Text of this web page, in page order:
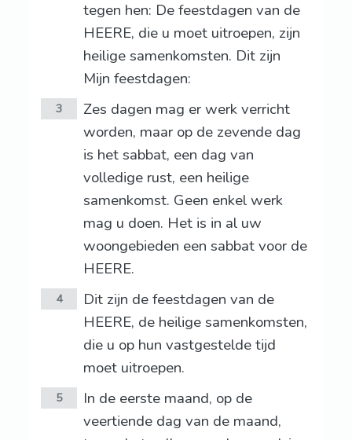
tegen hen: De feestdagen van de
HEERE, die u moet uitroepen, zijn
heilige samenkomsten. Dit zijn
Mijn feestdagen:
3
Zes dagen mag er werk verricht
worden, maar op de zevende dag
is het sabbat, een dag van
volledige rust, een heilige
samenkomst. Geen enkel werk
mag u doen. Het is in al uw
woongebieden een sabbat voor de
HEERE.
4
Dit zijn de feestdagen van de
HEERE, de heilige samenkomsten,
die u op hun vastgestelde tijd
moet uitroepen.
5
In de eerste maand, op de
veertiende dag van de maand,